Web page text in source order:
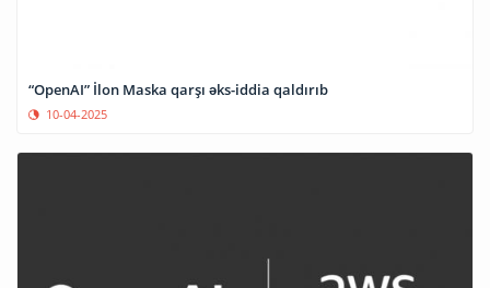
“OpenAI” İlon Maska qarşı əks-iddia qaldırıb
10-04-2025